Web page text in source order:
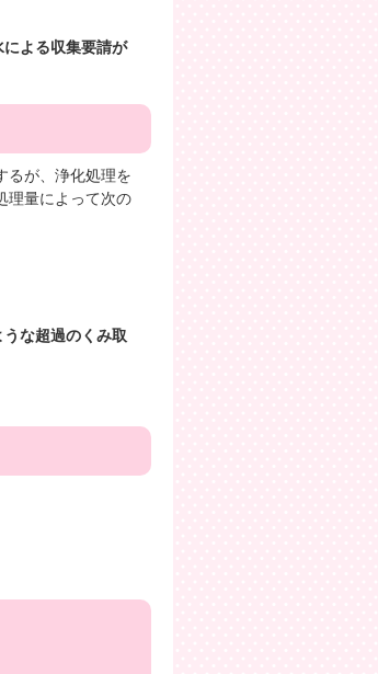
よる収集要請が
るが、浄化処理を
理量によって次の
な超過のくみ取